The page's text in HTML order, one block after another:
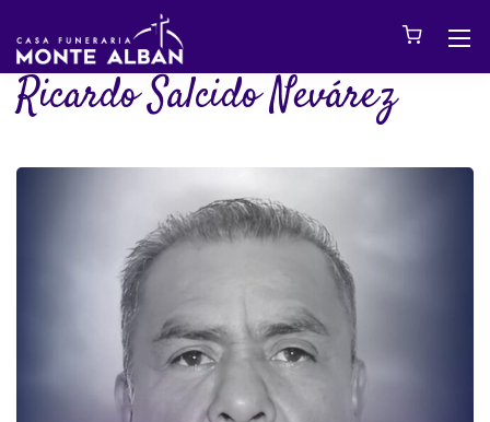
Ricardo Salcido Nevárez